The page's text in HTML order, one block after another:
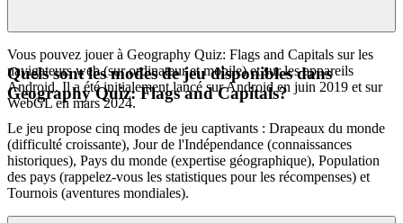
Vous pouvez jouer à Geography Quiz: Flags and Capitals sur les
navigateurs web (sur ordinateur et mobile) et sur les appareils
Android. Il a été initialement lancé sur Android en juin 2019 et sur
WebGL en mars 2024.
Quels sont les modes de jeu disponibles dans
Geography Quiz: Flags and Capitals?
Le jeu propose cinq modes de jeu captivants : Drapeaux du monde
(difficulté croissante), Jour de l'Indépendance (connaissances
historiques), Pays du monde (expertise géographique), Population
des pays (rappelez-vous les statistiques pour les récompenses) et
Tournois (aventures mondiales).